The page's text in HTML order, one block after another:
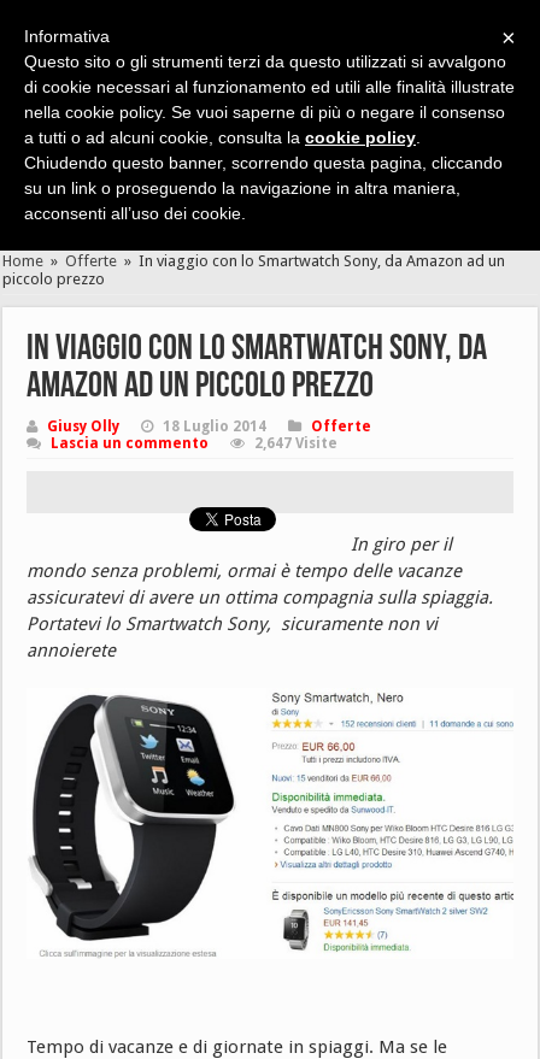
Cerca velocemente news, recensioni, guide, app, giochi ...
Home » Offerte » In viaggio con lo Smartwatch Sony, da Amazon ad un
piccolo prezzo
In viaggio con lo Smartwatch Sony, da
Amazon ad un piccolo prezzo
Giusy Olly 18 Luglio 2014
Offerte
Lascia un commento
2,647 Visite
In giro per il
mondo senza problemi, ormai è tempo delle vacanze
assicuratevi di avere un ottima compagnia sulla spiaggia.
Portatevi lo Smartwatch Sony, sicuramente non vi
annoierete
Tempo di vacanze e di giornate in spiaggi. Ma se le
×
Informativa
Questo sito o gli strumenti terzi da questo utilizzati si avvalgono
di cookie necessari al funzionamento ed utili alle finalità illustrate
nella cookie policy. Se vuoi saperne di più o negare il consenso
a tutti o ad alcuni cookie, consulta la cookie policy
Chiudendo questo banner, scorrendo questa pagina, cliccando
su un link o proseguendo la navigazione in altra maniera,
acconsenti all’uso dei cookie.